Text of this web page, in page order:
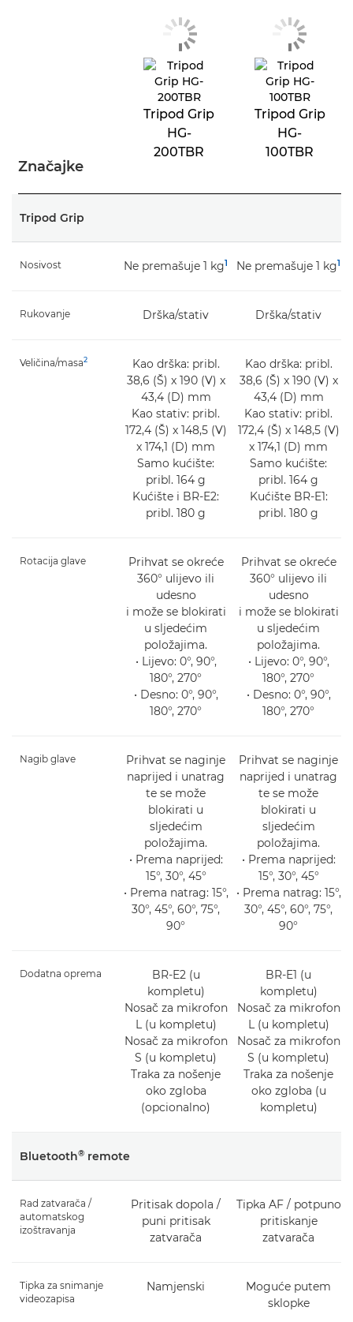
Značajke
Tripod Grip
HG-
200TBR
Tripod Grip
HG-
100TBR
Tripod Grip
Nosivost Ne premašuje 1 kg1 Ne premašuje 1 kg1
Rukovanje Drška/stativ Drška/stativ
Veličina/masa2
Kao drška: pribl.
38,6 (Š) x 190 (V) x
43,4 (D) mm
Kao stativ: pribl.
172,4 (Š) x 148,5 (V)
x 174,1 (D) mm
Samo kućište:
pribl. 164 g
Kućište i BR-E2:
pribl. 180 g
Kao drška: pribl.
38,6 (Š) x 190 (V) x
43,4 (D) mm
Kao stativ: pribl.
172,4 (Š) x 148,5 (V)
x 174,1 (D) mm
Samo kućište:
pribl. 164 g
Kućište BR-E1:
pribl. 180 g
Rotacija glave
Prihvat se okreće
360° ulijevo ili
udesno
i može se blokirati
u sljedećim
položajima.
• Lijevo: 0°, 90°,
180°, 270°
• Desno: 0°, 90°,
180°, 270°
Prihvat se okreće
360° ulijevo ili
udesno
i može se blokirati
u sljedećim
položajima.
• Lijevo: 0°, 90°,
180°, 270°
• Desno: 0°, 90°,
180°, 270°
Nagib glave
Prihvat se naginje
naprijed i unatrag
te se može
blokirati u
sljedećim
položajima.
• Prema naprijed:
15°, 30°, 45°
• Prema natrag: 15°,
30°, 45°, 60°, 75°,
90°
Prihvat se naginje
naprijed i unatrag
te se može
blokirati u
sljedećim
položajima.
• Prema naprijed:
15°, 30°, 45°
• Prema natrag: 15°,
30°, 45°, 60°, 75°,
90°
Dodatna oprema
BR-E2 (u
kompletu)
Nosač za mikrofon
L (u kompletu)
Nosač za mikrofon
S (u kompletu)
Traka za nošenje
oko zgloba
(opcionalno)
BR-E1 (u
kompletu)
Nosač za mikrofon
L (u kompletu)
Nosač za mikrofon
S (u kompletu)
Traka za nošenje
oko zgloba (u
kompletu)
Bluetooth® remote
Rad zatvarača /
automatskog
izoštravanja
Pritisak dopola /
puni pritisak
zatvarača
Tipka AF / potpuno
pritiskanje
zatvarača
Tipka za snimanje
videozapisa
Namjenski
Moguće putem
sklopke